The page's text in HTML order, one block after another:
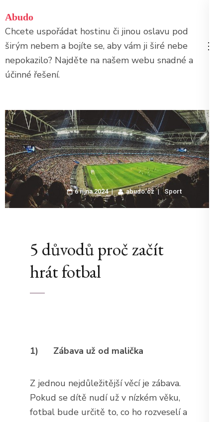
na
obsah
(stiskněte
Enter)
Abudo
Chcete uspořádat hostinu či jinou oslavu pod
širým nebem a bojíte se, aby vám ji širé nebe
nepokazilo? Najděte na našem webu snadné a
účinné řešení.
6 října 2024 abudo.cz Sport
5 důvodů proč začít
hrát fotbal
1) Zábava už od malička
Z jednou nejdůležitější věcí je zábava.
Pokud se dítě nudí už v nízkém věku,
fotbal bude určitě to, co ho rozveselí a